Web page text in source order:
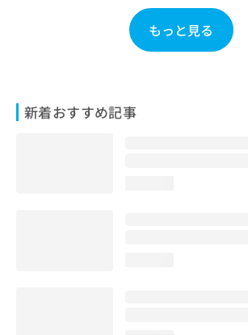
もっと見る
新着おすすめ記事
は
こ